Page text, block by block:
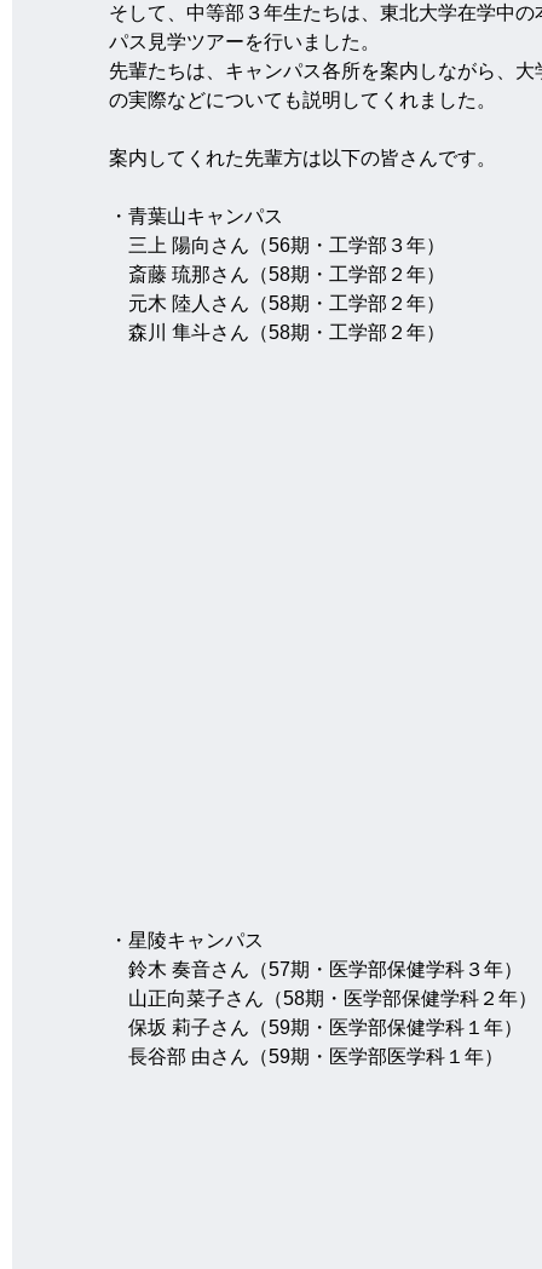
そして、中等部３年生たちは、東北大学在学中
パス見学ツアーを行いました。
先輩たちは、キャンパス各所を案内しながら、
の実際などについても説明してくれました。
案内してくれた先輩方は以下の皆さんです。
・青葉山キャンパス
三上 陽向さん（56期・工学部３年）
斎藤 琉那さん（58期・工学部２年）
元木 陸人さん（58期・工学部２年）
森川 隼斗さん（58期・工学部２年）
・星陵キャンパス
鈴木 奏音さん（57期・医学部保健学科３年）
山正向菜子さん（58期・医学部保健学科２年）
保坂 莉子さん（59期・医学部保健学科１年）
長谷部 由さん（59期・医学部医学科１年）